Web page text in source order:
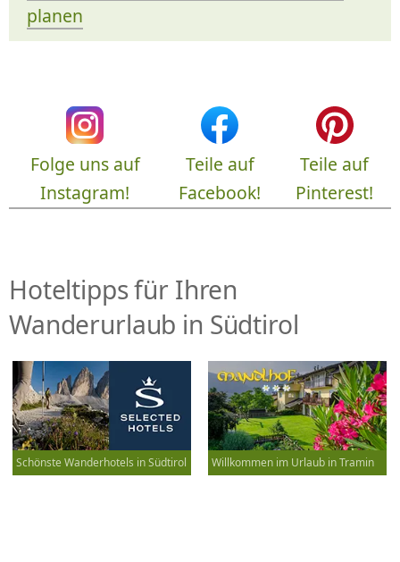
planen
Folge uns auf
Instagram!
Teile auf
Facebook!
Teile auf
Pinterest!
Hoteltipps für Ihren
Wanderurlaub in Südtirol
Schönste Wanderhotels in Südtirol Willkommen im Urlaub in Tramin